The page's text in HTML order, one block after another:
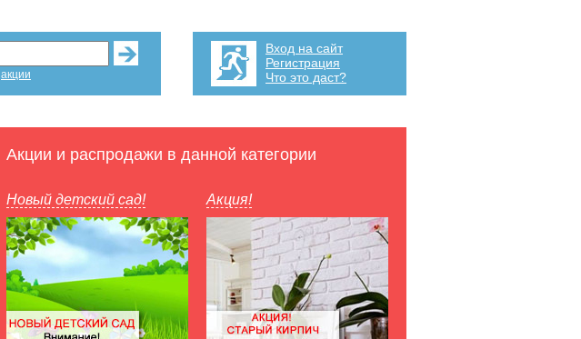
акции
Вход на сайт
Регистрация
Что это даст?
Акции и распродажи в данной категории
Новый детский сад! Акция!